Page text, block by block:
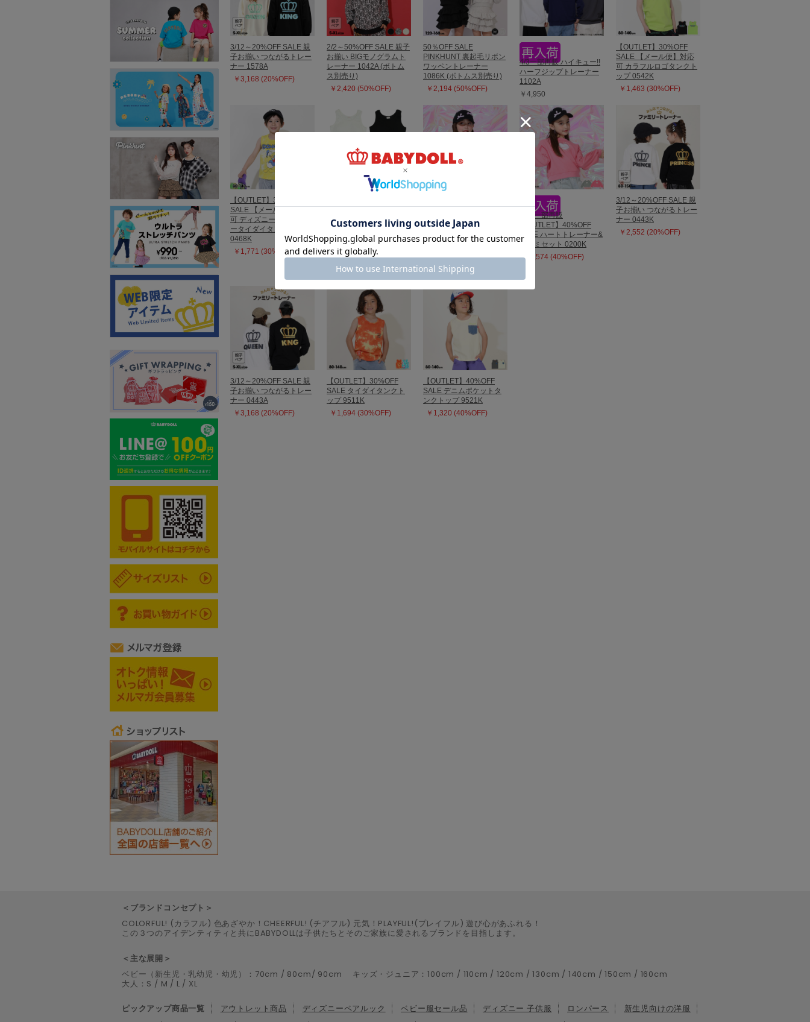
3/12～20%OFF SALE 親
子お揃い つながるトレー
ナー 1578A
￥3,168 (20%OFF)
2/2～50%OFF SALE 親子
お揃い BIGモノグラムト
レーナー 1042A (ボトム
ス別売り)
￥2,420 (50%OFF)
50％OFF SALE
PINKHUNT 裏起毛リボン
ワッペントレーナー
1086K (ボトムス別売り)
￥2,194 (50%OFF)
4/3一部再販 ハイキュー!!
ハーフジップトレーナー
1102A
￥4,950
【OUTLET】30%OFF
SALE 【メール便】対応
可 カラフルロゴタンクト
ップ 0542K
￥1,463 (30%OFF)
【OUTLET】30%OFF
SALE 【メール便】対応
可 ディズニー キャラクタ
ータイダイタンクトップ
0468K
￥1,771 (30%OFF)
ップ付】ロゴショート丈
タンクトップ 0249K
￥825 (50%OFF)
0250K
6/10一部再販
【OUTLET】40%OFF
SALE ハートトレーナー&
キャミセット 0200K
￥2,574 (40%OFF)
3/12～20%OFF SALE 親
子お揃い つながるトレー
ナー 0443K
￥2,552 (20%OFF)
3/12～20%OFF SALE 親
子お揃い つながるトレー
ナー 0443A
￥3,168 (20%OFF)
【OUTLET】30%OFF
SALE タイダイタンクト
ップ 9511K
￥1,694 (30%OFF)
【OUTLET】40%OFF
SALE デニムポケットタ
ンクトップ 9521K
￥1,320 (40%OFF)
＜ブランドコンセプト＞
COLORFUL! (カラフル) 色あざやか！CHEERFUL! (チアフル) 元気！PLAYFUL!(プレイフル) 遊び心があふれる！
この３つのアイデンティティと共にBABYDOLLは子供たちとそのご家族に愛されるブランドを目指します。
＜主な展開＞
ベビー（新生児・乳幼児・幼児）：70cm / 80cm/ 90cm キッズ・ジュニア：100cm / 110cm / 120cm / 130cm / 140cm / 150cm / 160cm
大人：S / M / L / XL
ピックアップ商品一覧 アウトレット商品 ディズニーペアルック ベビー服セール品 ディズニー 子供服 ロンパース
新生児向けの洋服